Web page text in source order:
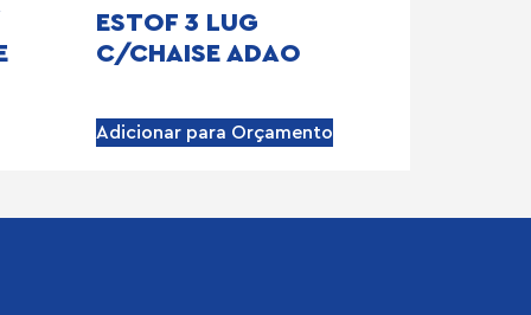
ESTOF 3 LUG
C/CHAISE ADAO
Adicionar para Orçamento